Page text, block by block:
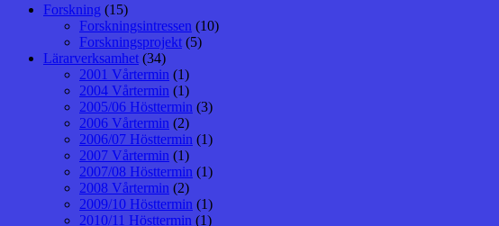
Forskning (15)
Forskningsintressen (10)
Forskningsprojekt (5)
Lärarverksamhet (34)
2001 Vårtermin (1)
2004 Vårtermin (1)
2005/06 Hösttermin (3)
2006 Vårtermin (2)
2006/07 Hösttermin (1)
2007 Vårtermin (1)
2007/08 Hösttermin (1)
2008 Vårtermin (2)
2009/10 Hösttermin (1)
2010/11 Hösttermin (1)